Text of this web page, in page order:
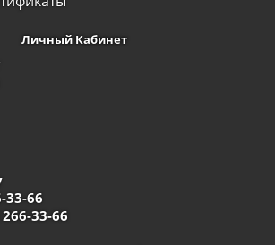
Личный Кабинет
33-66
33-66